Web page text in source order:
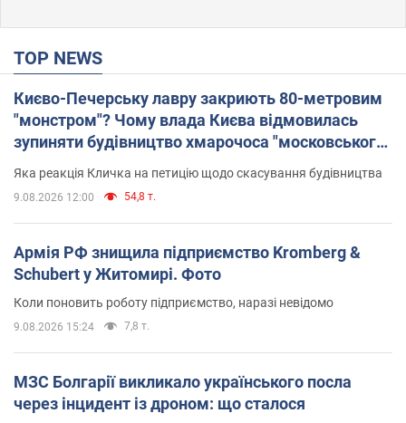
TOP NEWS
Києво-Печерську лавру закриють 80-метровим
"монстром"? Чому влада Києва відмовилась
зупиняти будівництво хмарочоса "московського
вірянина"
Яка реакція Кличка на петицію щодо скасування будівництва
9.08.2026 12:00 54,8 т.
Армія РФ знищила підприємство Kromberg &
Schubert у Житомирі. Фото
Коли поновить роботу підприємство, наразі невідомо
9.08.2026 15:24 7,8 т.
МЗС Болгарії викликало українського посла
через інцидент із дроном: що сталося